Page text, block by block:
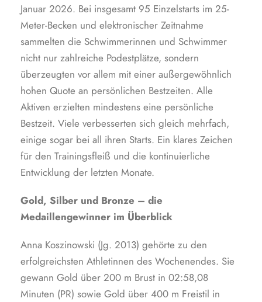
Januar 2026. Bei insgesamt 95 Einzelstarts im 25-
Meter-Becken und elektronischer Zeitnahme
sammelten die Schwimmerinnen und Schwimmer
nicht nur zahlreiche Podestplätze, sondern
überzeugten vor allem mit einer außergewöhnlich
hohen Quote an persönlichen Bestzeiten. Alle
Aktiven erzielten mindestens eine persönliche
Bestzeit. Viele verbesserten sich gleich mehrfach,
einige sogar bei all ihren Starts. Ein klares Zeichen
für den Trainingsfleiß und die kontinuierliche
Entwicklung der letzten Monate.
Gold, Silber und Bronze – die
Medaillengewinner im Überblick
Anna Koszinowski (Jg. 2013) gehörte zu den
erfolgreichsten Athletinnen des Wochenendes. Sie
gewann Gold über 200 m Brust in 02:58,08
Minuten (PR) sowie Gold über 400 m Freistil in